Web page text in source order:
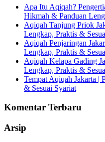
Apa Itu Aqiqah?
Hikmah & Panduan
Aqiqah Tanjung Priok
Lengkap, Praktis &
Aqiqah Penjaringan
Lengkap, Praktis &
Aqiqah Kelapa Gading
Lengkap, Praktis &
Tempat Aqiqah Jakarta |
& Sesuai Syariat
Komentar Terbaru
Arsip